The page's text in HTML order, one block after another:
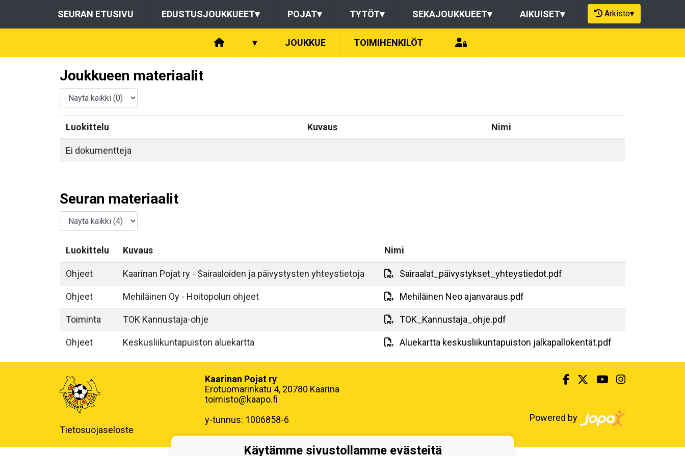
SEURAN ETUSIVU EDUSTUSJOUKKUEET▾ POJAT▾ TYTÖT▾ SEKAJOUKKUEET▾ AIKUISET▾ Arkisto▾
▾ JOUKKUE TOIMIHENKILÖT
Joukkueen materiaalit
Luokittelu Kuvaus Nimi
Ei dokumentteja
Seuran materiaalit
Luokittelu Kuvaus Nimi
Ohjeet Kaarinan Pojat ry - Sairaaloiden ja päivystysten yhteystietoja Sairaalat_päivystykset_yhteystiedot.pdf
Ohjeet Mehiläinen Oy - Hoitopolun ohjeet Mehiläinen Neo ajanvaraus.pdf
Toiminta TOK Kannustaja-ohje TOK_Kannustaja_ohje.pdf
Ohjeet Keskusliikuntapuiston aluekartta Aluekartta keskusliikuntapuiston jalkapallokentät.pdf
Tietosuojaseloste
Kaarinan Pojat ry
Erotuomarinkatu 4, 20780 Kaarina
toimisto@kaapo.fi
y-tunnus: 1006858-6
Powered by
Käytämme sivustollamme evästeitä